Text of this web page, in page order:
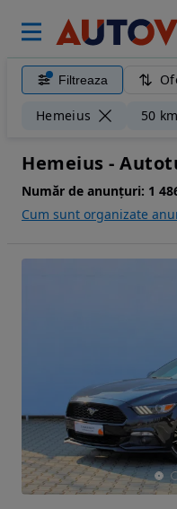
Filtreaza
Hemeius 50 km
Hemeius -
Număr de anunțuri: 1
Cum sunt organizate